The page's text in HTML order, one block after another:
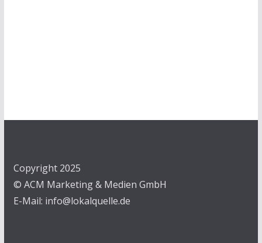
Copyright 2025
© ACM Marketing & Medien GmbH
E-Mail: info@lokalquelle.de